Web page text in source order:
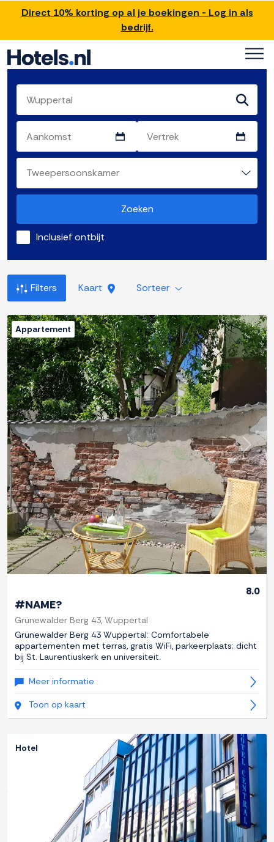
Direct 10% korting op al je boekingen - Log in als
bedrijf.
Zoeken
Inclusief ontbijt
Filters Kaart Sorteer
Previous Next
Appartement
8.0
#NAME?
Grünewalder Berg 43, Wuppertal
Grünewalder Berg 43 Wuppertal: Comfortabele
appartementen met terras, gratis WiFi, parkeerplaats; dicht
bij St. Laurentiuskerk en universiteit.
Meer informatie
Toon op kaart
Hotel